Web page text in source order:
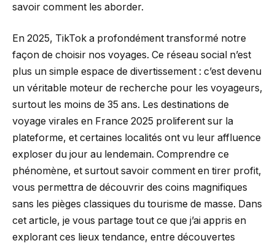
savoir comment les aborder.
En 2025, TikTok a profondément transformé notre
façon de choisir nos voyages. Ce réseau social n’est
plus un simple espace de divertissement : c’est devenu
un véritable moteur de recherche pour les voyageurs,
surtout les moins de 35 ans. Les destinations de
voyage virales en France 2025 proliferent sur la
plateforme, et certaines localités ont vu leur affluence
exploser du jour au lendemain. Comprendre ce
phénomène, et surtout savoir comment en tirer profit,
vous permettra de découvrir des coins magnifiques
sans les pièges classiques du tourisme de masse. Dans
cet article, je vous partage tout ce que j’ai appris en
explorant ces lieux tendance, entre découvertes